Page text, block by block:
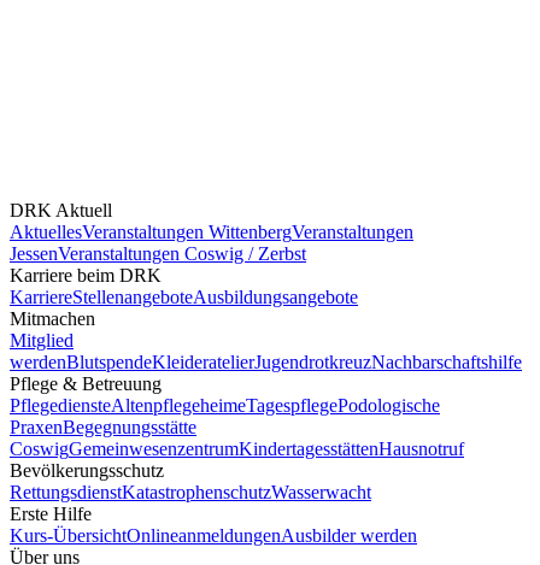
DRK Aktuell
AktuellesVeranstaltungen WittenbergVeranstaltungen
JessenVeranstaltungen Coswig / Zerbst
Karriere beim DRK
KarriereStellenangeboteAusbildungsangebote
Mitmachen
Mitglied
werdenBlutspendeKleideratelierJugendrotkreuzNachbarschaftshilfe
Pflege & Betreuung
PflegediensteAltenpflegeheimeTagespflegePodologische
PraxenBegegnungsstätte
CoswigGemeinwesenzentrumKindertagesstättenHausnotruf
Bevölkerungsschutz
RettungsdienstKatastrophenschutzWasserwacht
Erste Hilfe
Kurs-ÜbersichtOnlineanmeldungenAusbilder werden
Über uns